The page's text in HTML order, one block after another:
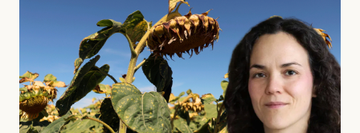
Jonas Lundström
Publicerad24 July, 2026
Jesper Lundby: ”Livet i sig
är ganska politiskt”
Jesper Lundby
Publicerad15 July, 2026